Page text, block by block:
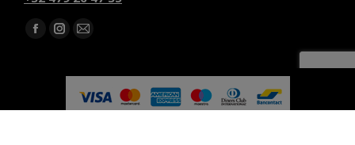
Trouvez nous sur :
Facebook
opens
Instagram
opens
E-
page
opens